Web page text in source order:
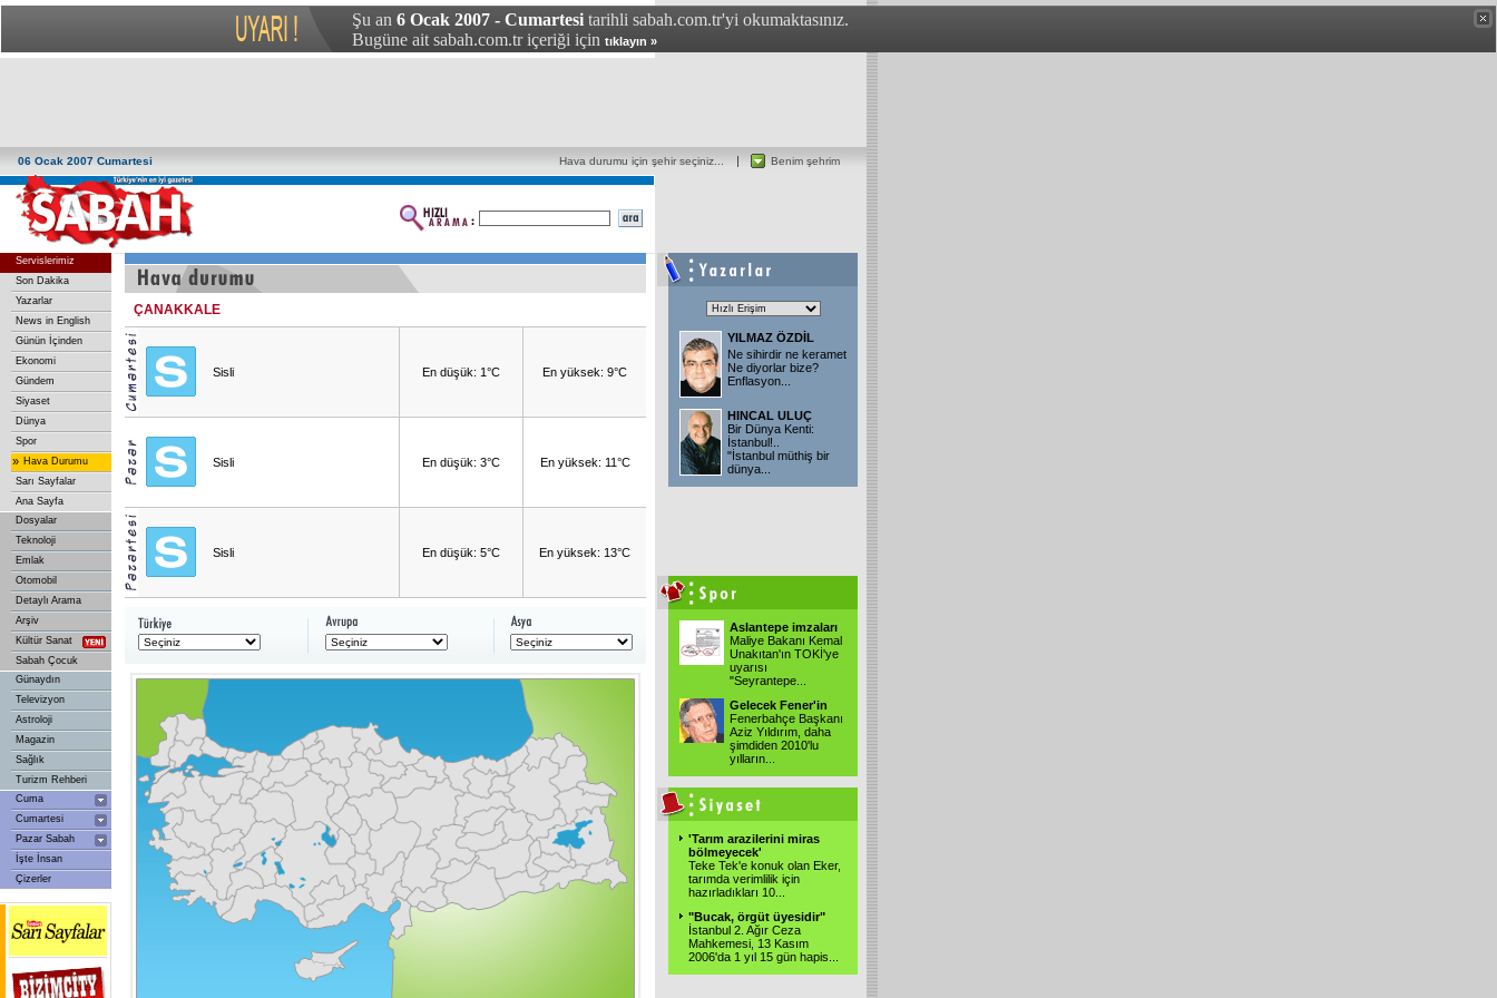
Şu an 6 Ocak 2007 - Cumartesi tarihli sabah.com.tr'yi okumaktasınız.
Bugüne ait sabah.com.tr içeriği için tıklayın »
06 Ocak 2007 Cumartesi Benim şehrim
Hava durumu için şehir seçiniz...
Servislerimiz
Son Dakika
Yazarlar
News in English
Günün İçinden
Ekonomi
Gündem
Siyaset
Dünya
Spor
» Hava Durumu
Sarı Sayfalar
Ana Sayfa
Dosyalar
Teknoloji
Emlak
Otomobil
Detaylı Arama
Arşiv
Kültür Sanat
Sabah Çocuk
Günaydın
Televizyon
Astroloji
Magazin
Sağlık
Turizm Rehberi
Cuma
Cumartesi
Pazar Sabah
İşte İnsan
Çizerler
ÇANAKKALE
Sisli En düşük: 1°C En yüksek: 9°C
Sisli En düşük: 3°C En yüksek: 11°C
Sisli En düşük: 5°C En yüksek: 13°C
YILMAZ ÖZDİL
Ne sihirdir ne keramet
Ne diyorlar bize?
Enflasyon...
HINCAL ULUÇ
Bir Dünya Kenti:
İstanbul!..
"İstanbul müthiş bir
dünya...
Aslantepe imzaları
Maliye Bakanı Kemal
Unakıtan'ın TOKİ'ye
uyarısı
"Seyrantepe...
Gelecek Fener'in
Fenerbahçe Başkanı
Aziz Yıldırım, daha
şimdiden 2010'lu
yılların...
'Tarım arazilerini miras
bölmeyecek'
Teke Tek'e konuk olan Eker,
tarımda verimlilik için
hazırladıkları 10...
"Bucak, örgüt üyesidir"
İstanbul 2. Ağır Ceza
Mahkemesi, 13 Kasım
2006'da 1 yıl 15 gün hapis...